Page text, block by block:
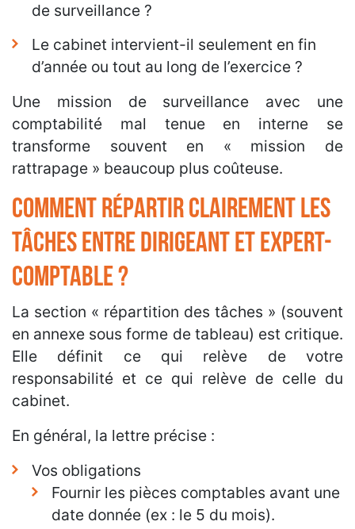
de surveillance ?
Le cabinet intervient-il seulement en fin
d’année ou tout au long de l’exercice ?
Une mission de surveillance avec une
comptabilité mal tenue en interne se
transforme souvent en « mission de
rattrapage » beaucoup plus coûteuse.
Comment répartir clairement les
tâches entre dirigeant et expert-
comptable ?
La section « répartition des tâches » (souvent
en annexe sous forme de tableau) est critique.
Elle définit ce qui relève de votre
responsabilité et ce qui relève de celle du
cabinet.
En général, la lettre précise :
Vos obligations
Fournir les pièces comptables avant une
date donnée (ex : le 5 du mois).